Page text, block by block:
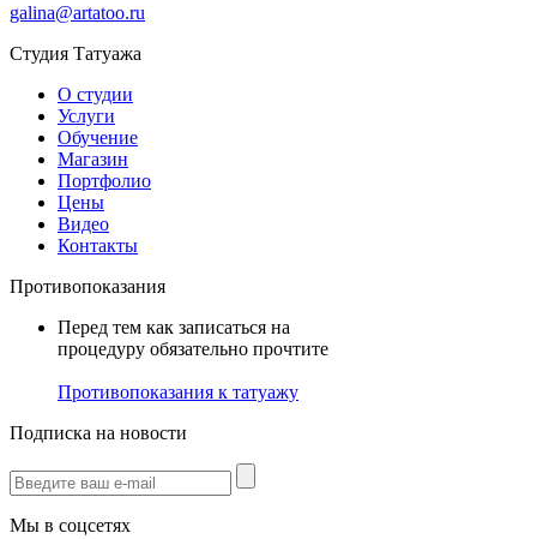
galina@artatoo.ru
Студия Татуажа
О студии
Услуги
Обучение
Магазин
Портфолио
Цены
Видео
Контакты
Противопоказания
Перед тем как записаться на
процедуру обязательно прочтите
Противопоказания к татуажу
Подписка на новости
Мы в соцсетях